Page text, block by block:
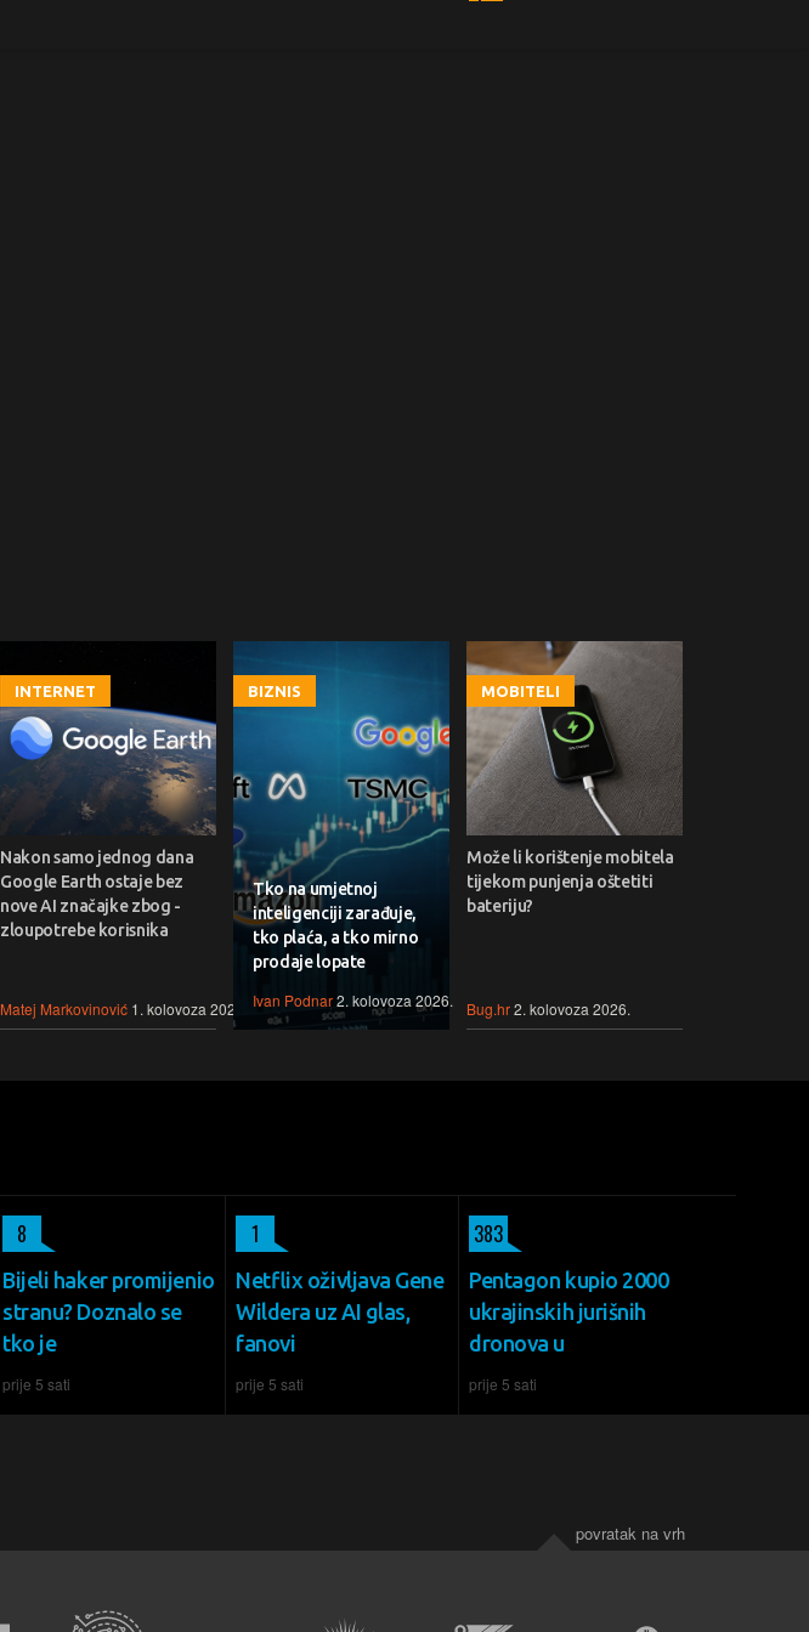
INTERNET
Nakon samo jednog dana
Google Earth ostaje bez
nove AI značajke zbog -
zloupotrebe korisnika
Matej Markovinović 1. kolovoza 2026.
BIZNIS
Tko na umjetnoj
inteligenciji zarađuje,
tko plaća, a tko mirno
prodaje lopate
Ivan Podnar2. kolovoza 2026.
MOBITELI
Može li korištenje mobitela
tijekom punjenja oštetiti
bateriju?
Bug.hr2. kolovoza 2026.
Bijeli haker promijenio
stranu? Doznalo se
tko je
prije 5 sati
8
Netflix oživljava Gene
Wildera uz AI glas,
fanovi
prije 5 sati
1
Pentagon kupio 2000
ukrajinskih jurišnih
dronova u
prije 5 sati
383
povratak na vrh